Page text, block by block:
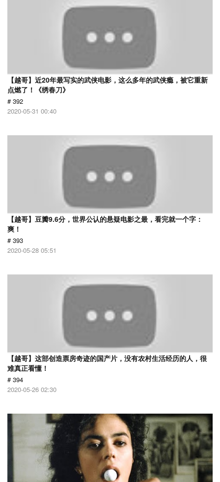
【越哥】近20年最写实的武侠电影，这么多年的武侠瘾，被它重新
点燃了！《绣春刀》
# 392
2020-05-31 00:40
【越哥】豆瓣9.6分，世界公认的悬疑电影之最，看完就一个字：
爽！
# 393
2020-05-28 05:51
【越哥】这部创造票房奇迹的国产片，没有农村生活经历的人，很
难真正看懂！
# 394
2020-05-26 02:30